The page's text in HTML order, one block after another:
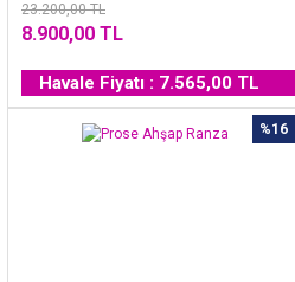
23.200,00 TL
8.900,00 TL
Havale Fiyatı : 7.565,00 TL
%16